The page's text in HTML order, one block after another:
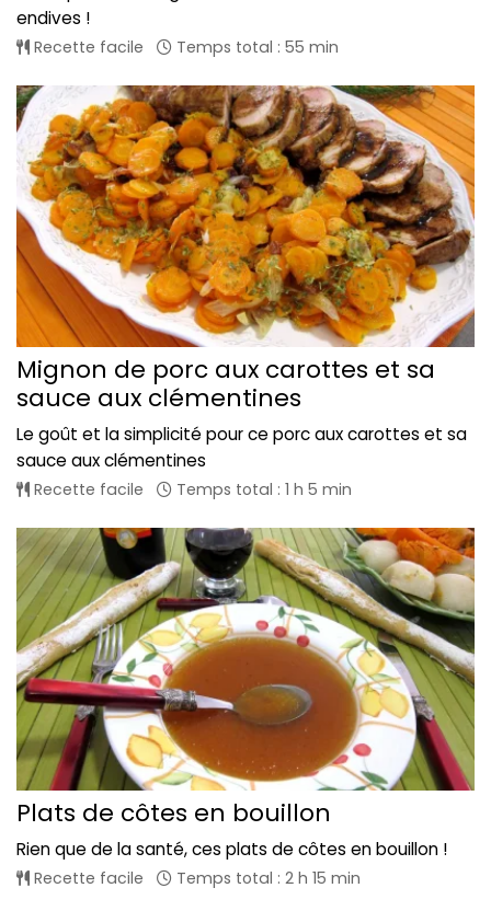
endives !
Recette facile Temps total : 55 min
Mignon de porc aux carottes et sa
sauce aux clémentines
Le goût et la simplicité pour ce porc aux carottes et sa
sauce aux clémentines
Recette facile Temps total : 1 h 5 min
Plats de côtes en bouillon
Rien que de la santé, ces plats de côtes en bouillon !
Recette facile Temps total : 2 h 15 min